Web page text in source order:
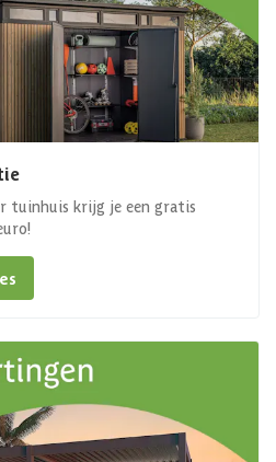
tuinhuis krijg je een gratis